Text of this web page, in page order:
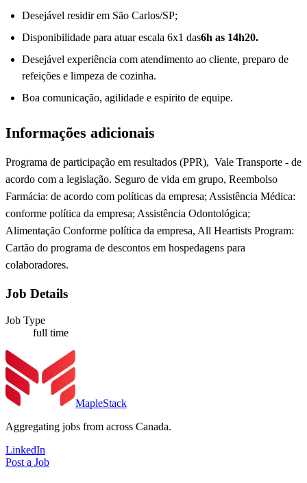
Desejável residir em São Carlos/SP;
Disponibilidade para atuar escala 6x1 das6h as 14h20.
Desejável experiência com atendimento ao cliente, preparo de
refeições e limpeza de cozinha.
Boa comunicação, agilidade e espirito de equipe.
Informações adicionais
Programa de participação em resultados (PPR), Vale Transporte - de
acordo com a legislação. Seguro de vida em grupo, Reembolso
Farmácia: de acordo com políticas da empresa; Assistência Médica:
conforme política da empresa; Assistência Odontológica;
Alimentação Conforme política da empresa, All Heartists Program:
Cartão do programa de descontos em hospedagens para
colaboradores.
Job Details
Job Type
full time
MapleStack
Aggregating jobs from across Canada.
LinkedIn
Post a Job